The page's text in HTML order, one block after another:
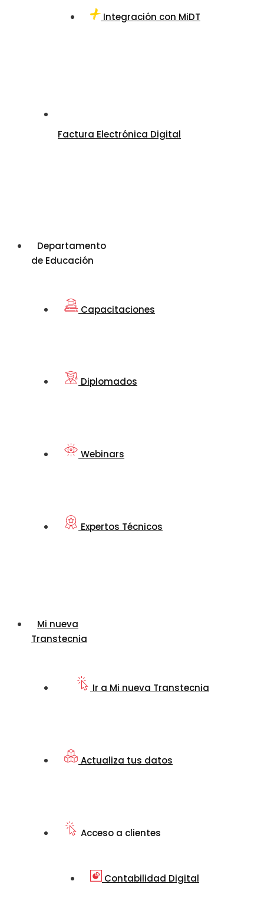
Integración con MiDT
Factura Electrónica Digital
Departamento
de Educación
Capacitaciones
Diplomados
Webinars
Expertos Técnicos
Mi nueva
Transtecnia
Ir a Mi nueva Transtecnia
Actualiza tus datos
Acceso a clientes
Contabilidad Digital